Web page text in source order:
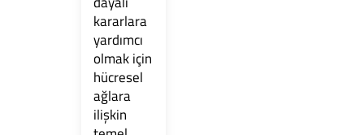
kararlara
yardımcı
olmak için
hücresel
ağlara
ilişkin